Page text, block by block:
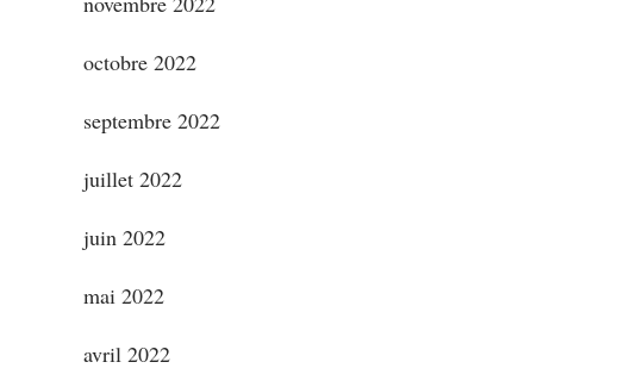
octobre 2022
septembre 2022
juillet 2022
juin 2022
mai 2022
avril 2022